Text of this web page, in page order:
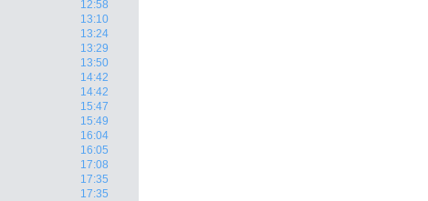
12:58
13:10
13:24
13:29
13:50
14:42
14:42
15:47
15:49
16:04
16:05
17:08
17:35
17:35